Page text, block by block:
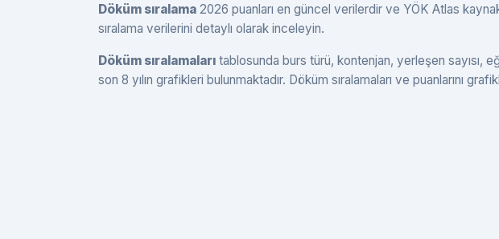
Döküm sıralama 2026 puanları en güncel verilerdir ve YÖK Atlas
sıralama verilerini detaylı olarak inceleyin.
Döküm sıralamaları tablosunda burs türü, kontenjan, yerleşen sayısı,
son 8 yılın grafikleri bulunmaktadır. Döküm sıralamaları ve puanlarını